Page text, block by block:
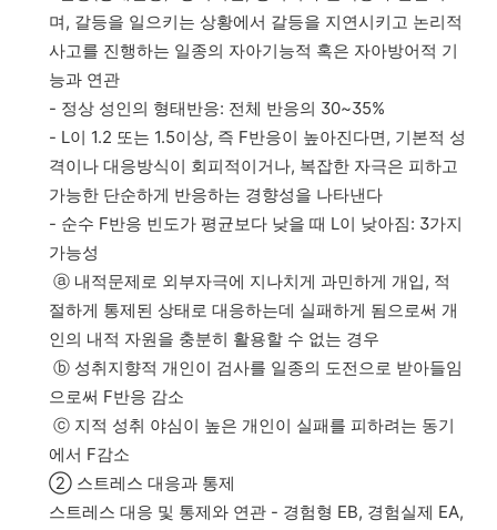
며, 갈등을 일으키는 상황에서 갈등을 지연시키고 논리적
사고를 진행하는 일종의 자아기능적 혹은 자아방어적 기
능과 연관
- 정상 성인의 형태반응: 전체 반응의 30~35%
- L이 1.2 또는 1.5이상, 즉 F반응이 높아진다면, 기본적 성
격이나 대응방식이 회피적이거나, 복잡한 자극은 피하고
가능한 단순하게 반응하는 경향성을 나타낸다
- 순수 F반응 빈도가 평균보다 낮을 때 L이 낮아짐: 3가지
가능성
ⓐ 내적문제로 외부자극에 지나치게 과민하게 개입, 적
절하게 통제된 상태로 대응하는데 실패하게 됨으로써 개
인의 내적 자원을 충분히 활용할 수 없는 경우
ⓑ 성취지향적 개인이 검사를 일종의 도전으로 받아들임
으로써 F반응 감소
ⓒ 지적 성취 야심이 높은 개인이 실패를 피하려는 동기
에서 F감소
② 스트레스 대응과 통제
스트레스 대응 및 통제와 연관 - 경험형 EB, 경험실제 EA,